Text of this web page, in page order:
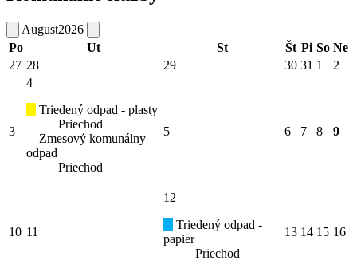
August2026
Po
Ut St Št Pi So Ne
27 28 29 30 31 1 2
3
4
Triedený odpad - plasty
Priechod
Zmesový komunálny
odpad
Priechod
5 6 7 8 9
10 11
12
Triedený odpad -
papier
Priechod
13 14 15 16